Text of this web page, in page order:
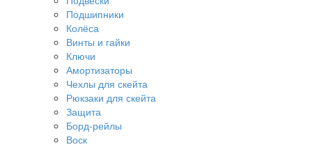
Подшипники
Колёса
Винты и гайки
Ключи
Амортизаторы
Чехлы для скейта
Рюкзаки для скейта
Защита
Борд-рейлы
Воск